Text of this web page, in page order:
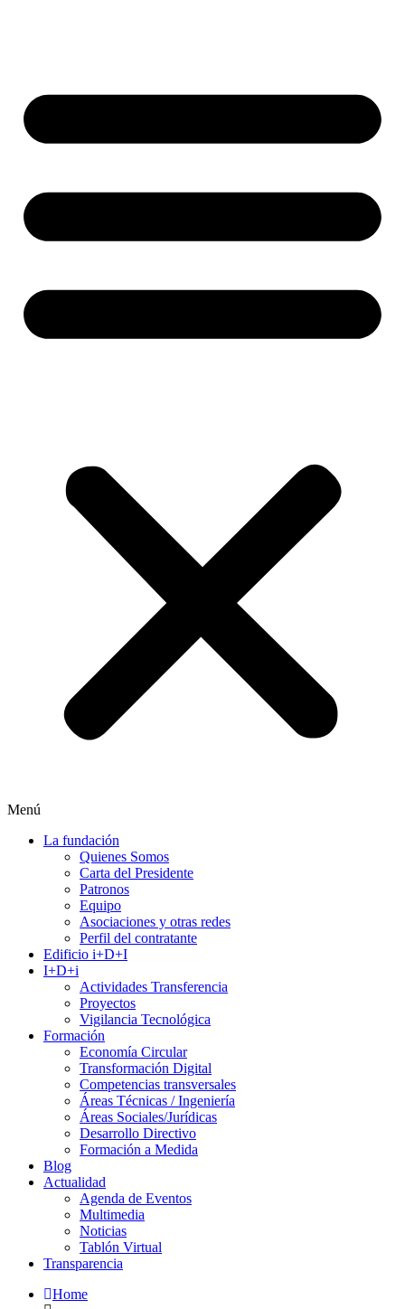
Menú
La fundación
Quienes Somos
Carta del Presidente
Patronos
Equipo
Asociaciones y otras redes
Perfil del contratante
Edificio i+D+I
I+D+i
Actividades Transferencia
Proyectos
Vigilancia Tecnológica
Formación
Economía Circular
Transformación Digital
Competencias transversales
Áreas Técnicas / Ingeniería
Áreas Sociales/Jurídicas
Desarrollo Directivo
Formación a Medida
Blog
Actualidad
Agenda de Eventos
Multimedia
Noticias
Tablón Virtual
Transparencia
Home